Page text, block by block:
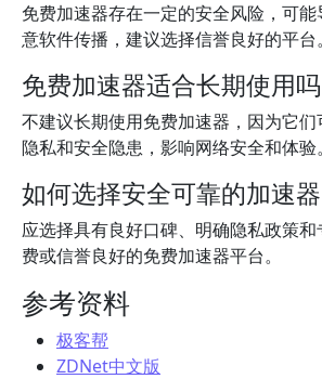
免费加速器存在一定的安全风险，可
意软件传播，建议选择信誉良好的平台。
免费加速器适合长期使用吗
不建议长期使用免费加速器，因为它
隐私和安全隐患，影响网络安全和体验。
如何选择安全可靠的加速器
应选择具有良好口碑、明确隐私政策
费或信誉良好的免费加速器平台。
参考资料
极客帮
ZDNet中文版